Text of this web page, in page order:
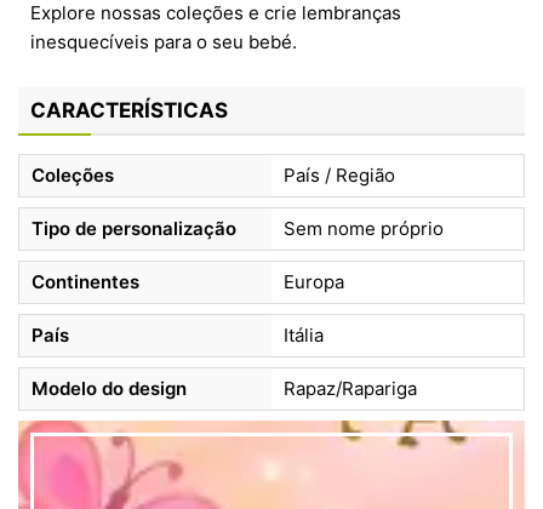
Explore nossas coleções e crie lembranças
inesquecíveis para o seu bebé.
CARACTERÍSTICAS
Coleções País / Região
Tipo de personalização Sem nome próprio
Continentes Europa
País Itália
Modelo do design Rapaz/Rapariga